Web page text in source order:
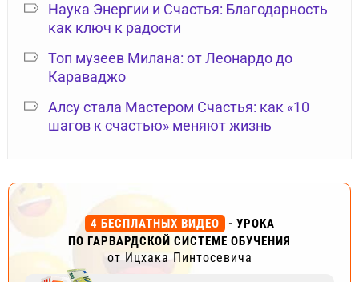
Наука Энергии и Счастья: Благодарность
как ключ к радости
Топ музеев Милана: от Леонардо до
Караваджо
Алсу стала Мастером Счастья: как «10
шагов к счастью» меняют жизнь
4 БЕСПЛАТНЫХ ВИДЕО
- УРОКА
ПО ГАРВАРДСКОЙ СИСТЕМЕ ОБУЧЕНИЯ
от Ицхака Пинтосевича